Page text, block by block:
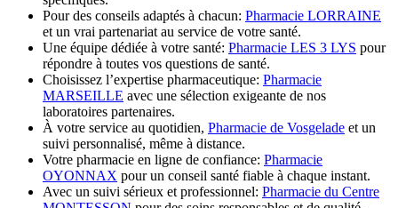
Pour des conseils adaptés à chacun: Pharmacie LORRAINE
et un vrai partenariat au service de votre santé.
Une équipe dédiée à votre santé: Pharmacie LES 3 LYS pour
répondre à toutes vos questions de santé.
Choisissez l’expertise pharmaceutique: Pharmacie
MARSEILLE avec une sélection exigeante de nos
laboratoires partenaires.
À votre service au quotidien, Pharmacie de Vosgelade et un
suivi personnalisé, même à distance.
Votre pharmacie en ligne de confiance: Pharmacie
OYONNAX pour un conseil santé fiable à chaque instant.
Avec un suivi sérieux et professionnel: Pharmacie du Centre